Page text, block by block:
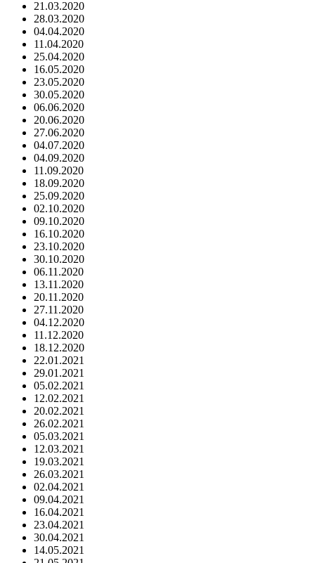
21.03.2020
28.03.2020
04.04.2020
11.04.2020
25.04.2020
16.05.2020
23.05.2020
30.05.2020
06.06.2020
20.06.2020
27.06.2020
04.07.2020
04.09.2020
11.09.2020
18.09.2020
25.09.2020
02.10.2020
09.10.2020
16.10.2020
23.10.2020
30.10.2020
06.11.2020
13.11.2020
20.11.2020
27.11.2020
04.12.2020
11.12.2020
18.12.2020
22.01.2021
29.01.2021
05.02.2021
12.02.2021
20.02.2021
26.02.2021
05.03.2021
12.03.2021
19.03.2021
26.03.2021
02.04.2021
09.04.2021
16.04.2021
23.04.2021
30.04.2021
14.05.2021